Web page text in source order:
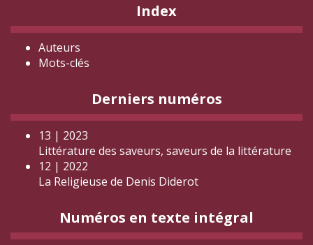
Index
Auteurs
Mots-clés
Derniers numéros
13 | 2023
Littérature des saveurs, saveurs de la littérature
12 | 2022
La Religieuse de Denis Diderot
Numéros en texte intégral